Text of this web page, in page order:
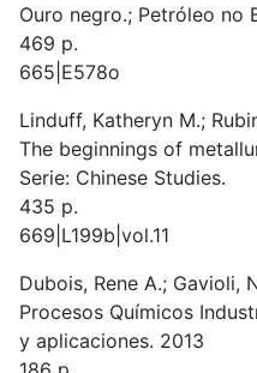
Ouro negro.; Petróleo no
469 p.
665|E578o
Linduff, Katheryn M.;
The beginnings of
Serie: Chinese Studies.
435 p.
669|L199b|vol.11
Dubois, Rene A.; Gavioli,
Procesos Químicos
y aplicaciones. 2013